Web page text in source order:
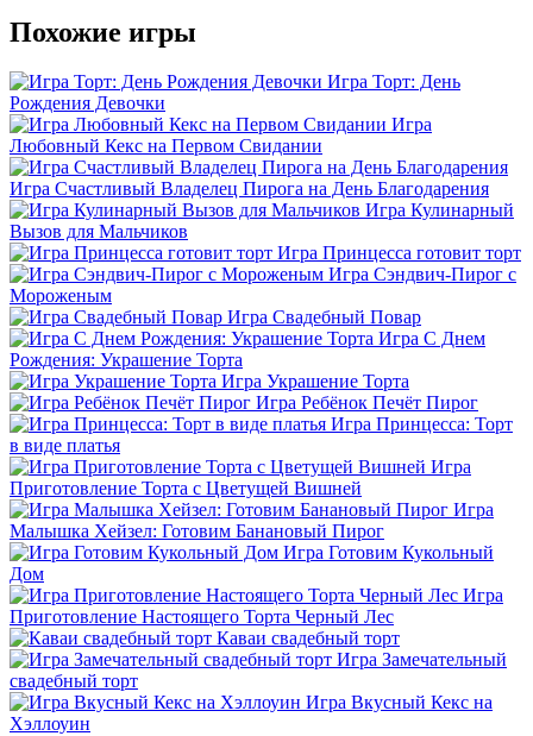
Похожие игры
Игра Торт: День
Рождения Девочки
Игра
Любовный Кекс на Первом Свидании
Игра Счастливый Владелец Пирога на День Благодарения
Игра Кулинарный
Вызов для Мальчиков
Игра Принцесса готовит торт
Игра Сэндвич-Пирог с
Мороженым
Игра Свадебный Повар
Игра С Днем
Рождения: Украшение Торта
Игра Украшение Торта
Игра Ребёнок Печёт Пирог
Игра Принцесса: Торт
в виде платья
Игра
Приготовление Торта с Цветущей Вишней
Игра
Малышка Хейзел: Готовим Банановый Пирог
Игра Готовим Кукольный
Дом
Игра
Приготовление Настоящего Торта Черный Лес
Каваи свадебный торт
Игра Замечательный
свадебный торт
Игра Вкусный Кекс на
Хэллоуин